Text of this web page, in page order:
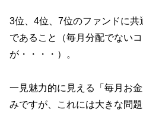
3位、4位、7位のファンドに共
であること（毎月分配でない
が・・・・）。
一見魅力的に見える「毎月お
みですが、これには大きな問題